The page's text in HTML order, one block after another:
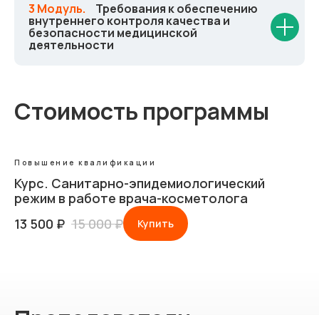
3 Модуль. Требования к обеспечению
внутреннего контроля качества и
безопасности медицинской
деятельности
Стоимость программы
Повышение квалификации
Курс. Санитарно-эпидемиологический
режим в работе врача-косметолога
13 500 ₽ 15 000₽ Купить